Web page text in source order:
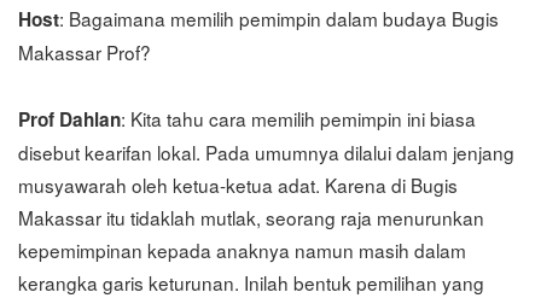
Host: Bagaimana memilih pemimpin dalam budaya Bugis
Makassar Prof?
Prof Dahlan: Kita tahu cara memilih pemimpin ini biasa
disebut kearifan lokal. Pada umumnya dilalui dalam jenjang
musyawarah oleh ketua-ketua adat. Karena di Bugis
Makassar itu tidaklah mutlak, seorang raja menurunkan
kepemimpinan kepada anaknya namun masih dalam
kerangka garis keturunan. Inilah bentuk pemilihan yang